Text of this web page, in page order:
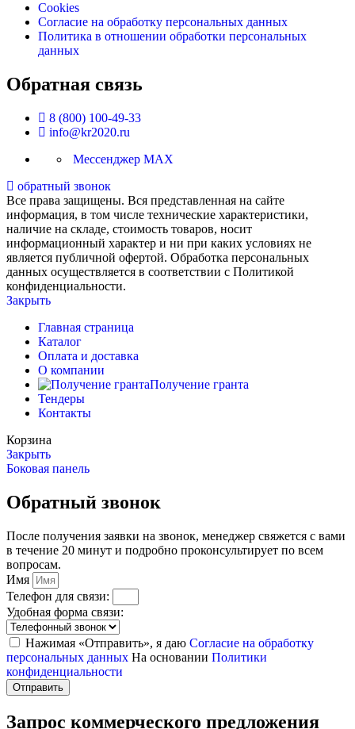
Cookies
Согласие на обработку персональных данных
Политика в отношении обработки персональных
данных
Обратная связь
8 (800) 100-49-33
info@kr2020.ru
Мессенджер MAX
обратный звонок
Все права защищены. Вся представленная на сайте
информация, в том числе технические характеристики,
наличие на складе, стоимость товаров, носит
информационный характер и ни при каких условиях не
является публичной офертой. Обработка персональных
данных осуществляется в соответствии с Политикой
конфиденциальности.
Закрыть
Главная страница
Каталог
Оплата и доставка
О компании
Получение гранта
Тендеры
Контакты
Корзина
Закрыть
Боковая панель
Обратный звонок
После получения заявки на звонок, менеджер свяжется с вами
в течение 20 минут и подробно проконсультирует по всем
вопросам.
Имя
Телефон для связи:
Удобная форма связи:
Нажимая «Отправить», я даю Согласие на обработку
персональных данных На основании Политики
конфиденциальности
Отправить
Запрос коммерческого предложения